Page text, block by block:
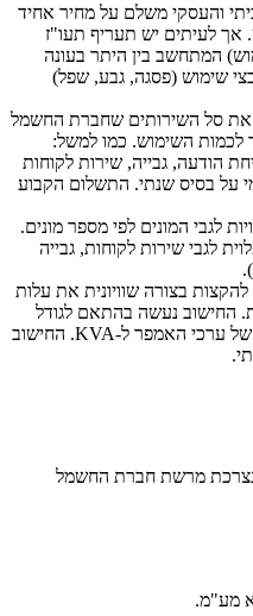
והעסקי משלם על מחיר אחיד
לעיתים יש תעריף תעו"ז
המתחשב בין היתר בעונה
שימוש (פסגה, גבע, שפל)
סל השירותים שחברת החשמל
השימוש. כמו למשל:
הודעה, גבייה, שירות לקוחות
על בסיס שנתי. התשלום הקבוע
לגבי המונים לפי מספר מונים.
לגבי שירות לקוחות, גבייה
בצורה שוויונית את עלות
החישוב נעשה בהתאם לגודל
החיבור של הצרכן על ידי המרה של ערכי האמפר ל-KVA. החישוב
מרשת חברת החשמל
מע"מ.